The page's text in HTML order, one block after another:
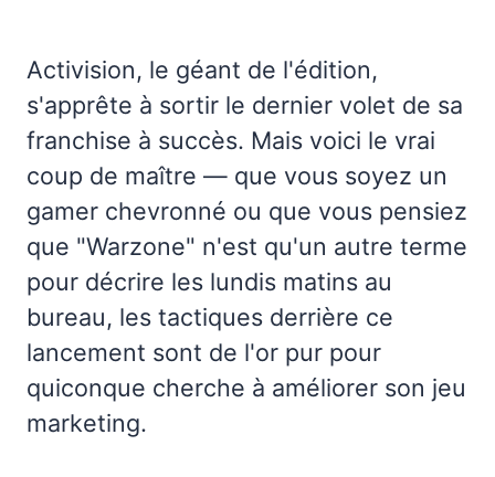
Activision, le géant de l'édition,
s'apprête à sortir le dernier volet de sa
franchise à succès. Mais voici le vrai
coup de maître — que vous soyez un
gamer chevronné ou que vous pensiez
que "Warzone" n'est qu'un autre terme
pour décrire les lundis matins au
bureau, les tactiques derrière ce
lancement sont de l'or pur pour
quiconque cherche à améliorer son jeu
marketing.